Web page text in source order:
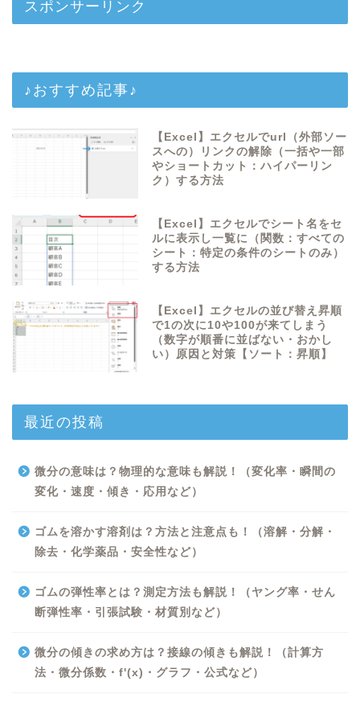
スポンサーリンク
♪おすすめ記事♪
【Excel】エクセルでurl（外部ソー
スへの）リンクの解除（一括や一部
やショートカット：ハイパーリン
ク）する方法
【Excel】エクセルでシート名をセ
ルに表示し一覧に（関数：すべての
シート：特定の条件のシートのみ）
する方法
【Excel】エクセルの並び替え昇順
で1の次に10や100が来てしまう
（数字が順番に並ばない・おかし
い）原因と対策【ソート：昇順】
最近の投稿
微分の意味は？物理的な意味も解説！（変化率・瞬間の
変化・速度・傾き・応用など）
ゴムを溶かす溶剤は？方法と注意点も！（溶解・分解・
除去・化学薬品・安全性など）
ゴムの弾性率とは？測定方法も解説！（ヤング率・せん
断弾性率・引張試験・材質別など）
微分の傾きの求め方は？接線の傾きも解説！（計算方
法・微分係数・f'(x)・グラフ・公式など）
Python